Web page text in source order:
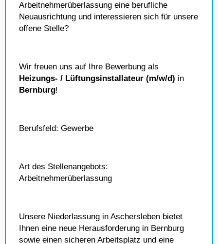
Arbeitnehmerüberlassung eine berufliche
Neuausrichtung und interessieren sich für unsere
offene Stelle?
Wir freuen uns auf Ihre Bewerbung als
Heizungs- / Lüftungsinstallateur (m/w/d) in
Bernburg!
Berufsfeld: Gewerbe
Art des Stellenangebots:
Arbeitnehmerüberlassung
Unsere Niederlassung in Aschersleben bietet
Ihnen eine neue Herausforderung in Bernburg
sowie einen sicheren Arbeitsplatz und eine